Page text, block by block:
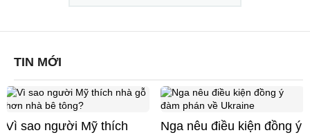
TIN MỚI
Vì sao người Mỹ thích
Nga nêu điều kiện đồng ý